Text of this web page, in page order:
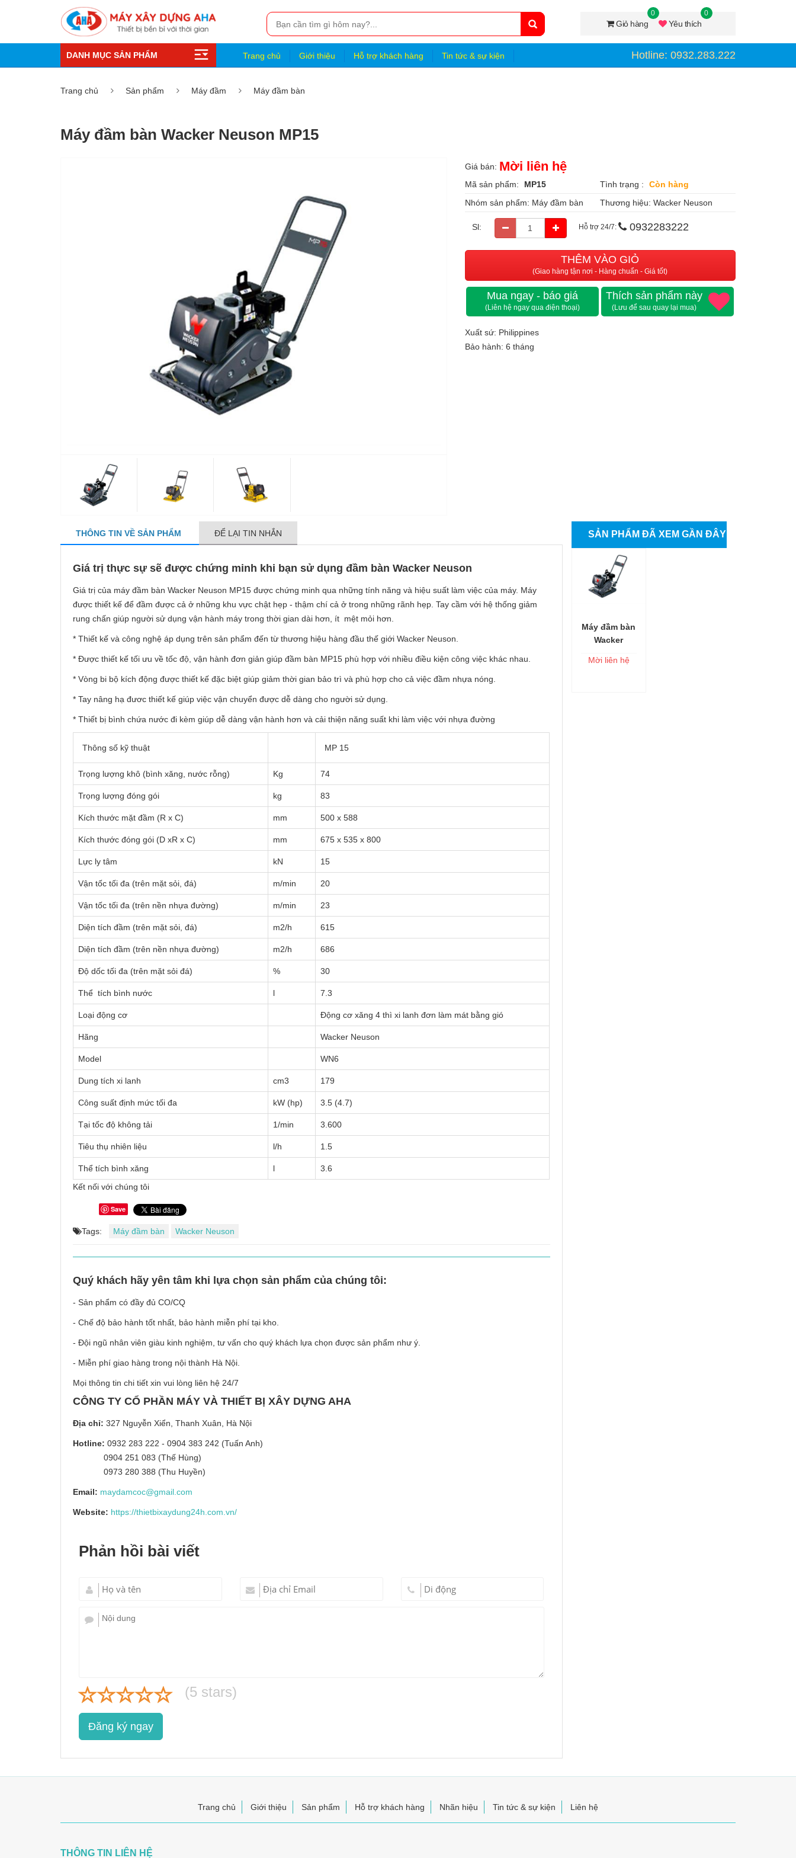
Giỏ hàng
0
Yêu thích
0
DANH MỤC SẢN PHẨM Trang chủ Giới thiệu Hỗ trợ khách hàng Tin tức & sự kiện Hotline: 0932.283.222
Trang chủ Sản phẩm Máy đầm Máy đầm bàn
Máy đầm bàn Wacker Neuson MP15
Giá bán: Mời liên hệ
Mã sản phẩm: MP15 Tình trạng :
Còn hàng
Nhóm sản phẩm: Máy đầm bàn Thương hiệu:Wacker Neuson
Sl: Hỗ trợ 24/7: 0932283222
THÊM VÀO GIỎ
(Giao hàng tận nơi - Hàng chuẩn - Giá tốt)
Mua ngay - báo giá
(Liên hệ ngay qua điện thoại)
Thích sản phẩm này
(Lưu để sau quay lại mua)
Xuất sứ: Philippines
Bảo hành: 6 tháng
THÔNG TIN VỀ SẢN PHẨM ĐỂ LẠI TIN NHẮN
Giá trị thực sự sẽ được chứng minh khi bạn sử dụng đầm bàn Wacker Neuson
Giá trị của máy đầm bàn Wacker Neuson MP15 được chứng minh qua những tính năng và hiệu suất làm việc của máy. Máy
được thiết kế để đầm được cả ở những khu vực chật hẹp - thậm chí cả ở trong những rãnh hẹp. Tay cầm với hệ thống giảm
rung chấn giúp người sử dụng vận hành máy trong thời gian dài hơn, ít mệt mỏi hơn.
* Thiết kế và công nghệ áp dụng trên sản phẩm đến từ thương hiệu hàng đầu thế giới Wacker Neuson.
* Được thiết kế tối ưu về tốc độ, vận hành đơn giản giúp đầm bàn MP15 phù hợp với nhiều điều kiện công việc khác nhau.
* Vòng bi bộ kích động được thiết kế đặc biệt giúp giảm thời gian bảo trì và phù hợp cho cả việc đầm nhựa nóng.
* Tay nâng hạ đươc thiết kế giúp việc vận chuyển được dễ dàng cho người sử dụng.
* Thiết bị bình chứa nước đi kèm giúp dễ dàng vận hành hơn và cải thiện năng suất khi làm việc với nhựa đường
Thông số kỹ thuật MP 15
Trọng lượng khô (bình xăng, nước rỗng) Kg 74
Trọng lượng đóng gói kg 83
Kích thước mặt đầm (R x C) mm 500 x 588
Kích thước đóng gói (D xR x C) mm 675 x 535 x 800
Lực ly tâm kN 15
Vận tốc tối đa (trên mặt sỏi, đá) m/min 20
Vận tốc tối đa (trên nền nhựa đường) m/min 23
Diện tích đầm (trên mặt sỏi, đá) m2/h 615
Diện tích đầm (trên nền nhựa đường) m2/h 686
Độ dốc tối đa (trên mặt sỏi đá) % 30
Thể tích bình nước l 7.3
Loại động cơ Động cơ xăng 4 thì xi lanh đơn làm mát bằng gió
Hãng Wacker Neuson
Model WN6
Dung tích xi lanh cm3 179
Công suất định mức tối đa kW (hp) 3.5 (4.7)
Tại tốc độ không tải 1/min 3.600
Tiêu thụ nhiên liệu l/h 1.5
Thể tích bình xăng l
3.6
Kết nối với chúng tôi
Save
Tags: Máy đầm bàn Wacker Neuson
Quý khách hãy yên tâm khi lựa chọn sản phẩm của chúng tôi:
- Sản phẩm có đầy đủ CO/CQ
- Chế độ bảo hành tốt nhất, bảo hành miễn phí tại kho.
- Đội ngũ nhân viên giàu kinh nghiệm, tư vấn cho quý khách lựa chọn được sản phẩm như ý.
- Miễn phí giao hàng trong nội thành Hà Nội.
Mọi thông tin chi tiết xin vui lòng liên hệ 24/7
CÔNG TY CỔ PHẦN MÁY VÀ THIẾT BỊ XÂY DỰNG AHA
Địa chỉ: 327 Nguyễn Xiển, Thanh Xuân, Hà Nội
Hotline: 0932 283 222 - 0904 383 242 (Tuấn Anh)
0904 251 083 (Thế Hùng)
0973 280 388 (Thu Huyền)
Email: maydamcoc@gmail.com
Website: https://thietbixaydung24h.com.vn/
Phản hồi bài viết
(5 stars)
Đăng ký ngay
SẢN PHẨM ĐÃ XEM GẦN ĐÂY
Thêm vào
Máy đầm bàn
Wacker
Mời liên hệ
Trang chủ Giới thiệu Sản phẩm Hỗ trợ khách hàng Nhãn hiệu Tin tức & sự kiện Liên hệ
THÔNG TIN LIÊN HỆ